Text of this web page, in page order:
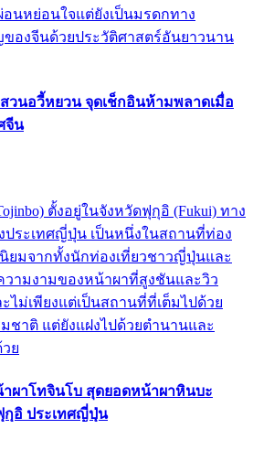
นหย่อนใจแต่ยังเป็นมรดกทาง
องจีนด้วยประวัติศาสตร์อันยาวนาน
สวนอวี้หยวน จุดเช็กอินห้ามพลาดเมื่อ
จีน
ตั้งอยู่ในจังหวัดฟุกุอิ (Fukui) ทาง
ระเทศญี่ปุ่น เป็นหนึ่งในสถานที่ท่อง
ยมจากทั้งนักท่องเที่ยวชาวญี่ปุ่นและ
วามงามของหน้าผาที่สูงชันและวิว
ม่เพียงแต่เป็นสถานที่ที่เต็มไปด้วย
ชาติ แต่ยังแฝงไปด้วยตำนานและ
ย
าผาโทจินโบ สุดยอดหน้าผาหินบะ
อิ ประเทศญี่ปุ่น